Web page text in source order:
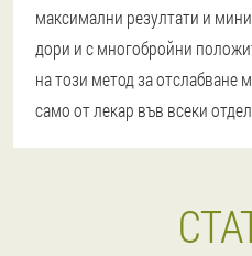
максимални резултати и
дори и с многобройни
на този метод за отслабване
само от лекар във всеки